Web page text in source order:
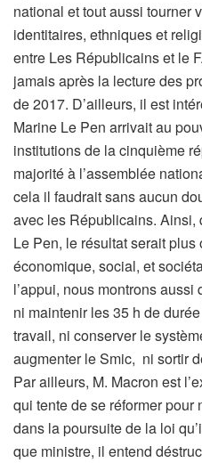
national et tout aussi tourner
identitaires, ethniques et
entre Les Républicains et le
jamais après la lecture des
de 2017. D’ailleurs, il est
Marine Le Pen arrivait au
institutions de la cinquième
majorité à l’assemblée
cela il faudrait sans aucun
avec les Républicains. Ainsi,
Le Pen, le résultat serait
économique, social, et
l’appui, nous montrons aussi
ni maintenir les 35 h de
travail, ni conserver le
augmenter le Smic, ni sortir
Par ailleurs, M. Macron est
qui tente de se réformer pour
dans la poursuite de la loi
que ministre, il entend